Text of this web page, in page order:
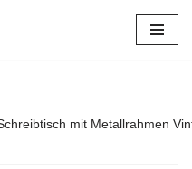
mit Metallrahmen